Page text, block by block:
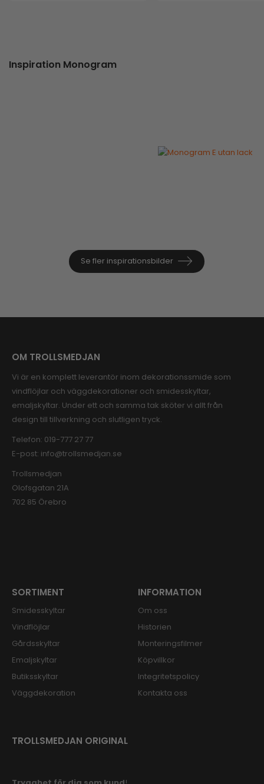
Inspiration Monogram
Se fler inspirationsbilder
OM TROLLSMEDJAN
Vi är en komplett leverantör inom dekorationssmide som
vindflöjlar och väggdekorationer och smidesskyltar,
emaljskyltar. Under ett och samma tak sköter vi allt från
design till tillverkning och slutligen tryck.
Telefon: 019-777 27 77
E-post: info@trollsmedjan.se
Trollsmedjan
Olofsgatan 21A
702 85 Örebro
SORTIMENT
Smidesskyltar
Vindflöjlar
Gårdsskyltar
Emaljskyltar
Butiksskyltar
Väggdekoration
INFORMATION
Om oss
Historien
Monteringsfilmer
Köpvillkor
Integritetspolicy
Kontakta oss
TROLLSMEDJAN ORIGINAL